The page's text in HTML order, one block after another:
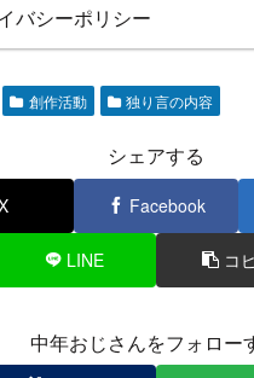
バシーポリシー
創作活動 独り言の内容
シェアする
Facebook
LINE コ
中年おじさんをフォロー